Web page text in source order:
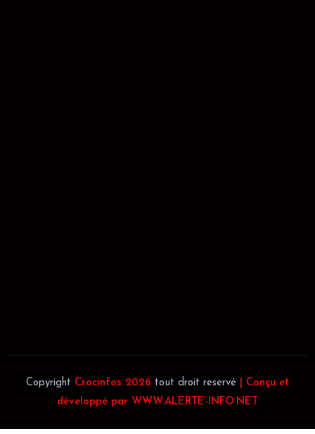
Copyright Crocinfos 2026 tout droit reservé
| Conçu et
développé par WWW.ALERTE-INFO.NET